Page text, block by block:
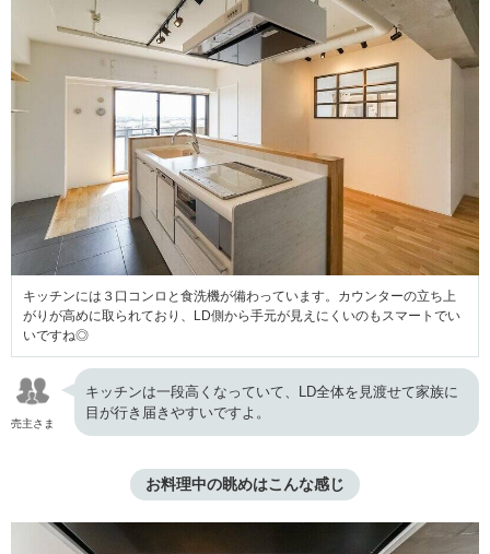
キッチンには３口コンロと食洗機が備わっています。カウンターの立ち上
がりが高めに取られており、LD側から手元が見えにくいのもスマートでい
いですね◎
売主さま
キッチンは一段高くなっていて、LD全体を見渡せて家族に
目が行き届きやすいですよ。
お料理中の眺めはこんな感じ